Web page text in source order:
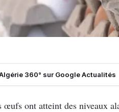
360° sur Google Actualités
œufs ont atteint des niveaux